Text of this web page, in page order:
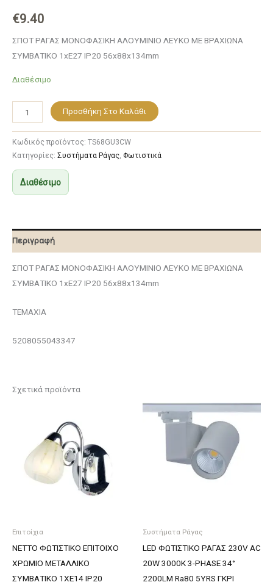
€9.40
ΣΠΟΤ ΡΑΓΑΣ ΜΟΝΟΦΑΣΙΚΗ ΑΛΟΥΜΙΝΙΟ ΛΕΥΚΟ ΜΕ ΒΡΑΧΙΩΝΑ
ΣΥΜΒΑΤΙΚΟ 1xΕ27 IP20 56x88x134mm
Διαθέσιμο
Προσθήκη Στο Καλάθι
Κωδικός προϊόντος: TS68GU3CW
Κατηγορίες: Συστήματα Ράγας, Φωτιστικά
Διαθέσιμο
Περιγραφή
ΣΠΟΤ ΡΑΓΑΣ ΜΟΝΟΦΑΣΙΚΗ ΑΛΟΥΜΙΝΙΟ ΛΕΥΚΟ ΜΕ ΒΡΑΧΙΩΝΑ
ΣΥΜΒΑΤΙΚΟ 1xΕ27 IP20 56x88x134mm
ΤΕΜΑΧΙΑ
5208055043347
Σχετικά προϊόντα
Επιτοίχια
NETTO ΦΩΤΙΣΤΙΚΟ ΕΠΙΤΟΙΧΟ
ΧΡΩΜΙΟ ΜΕΤΑΛΛΙΚΟ
ΣΥΜΒΑΤΙΚΟ 1ΧΕ14 IP20
Συστήματα Ράγας
LED ΦΩΤΙΣΤΙΚΟ ΡΑΓΑΣ 230V AC
20W 3000K 3-PHASE 34°
2200LM Ra80 5YRS ΓΚΡΙ